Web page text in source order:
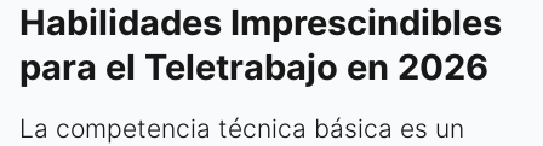
Habilidades Imprescindibles
para el Teletrabajo en 2026
La competencia técnica básica es un